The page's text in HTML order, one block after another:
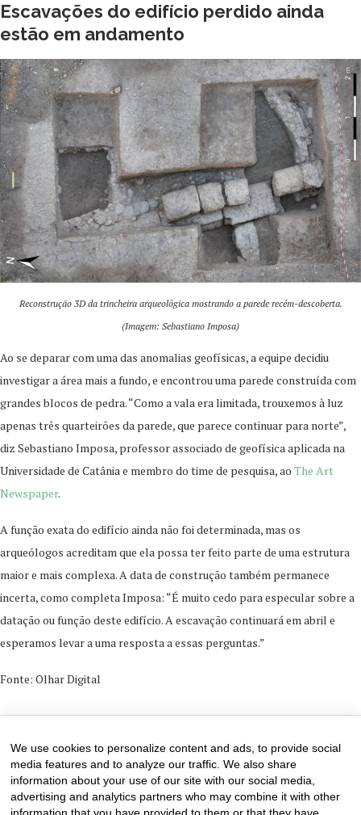
Escavações do edifício perdido ainda
estão em andamento
Reconstrução 3D da trincheira arqueológica mostrando a parede recém-descoberta.
(Imagem: Sebastiano Imposa)
Ao se deparar com uma das anomalias geofísicas, a equipe decidiu
investigar a área mais a fundo, e encontrou uma parede construída com
grandes blocos de pedra. “Como a vala era limitada, trouxemos à luz
apenas três quarteirões da parede, que parece continuar para norte”,
diz Sebastiano Imposa, professor associado de geofísica aplicada na
Universidade de Catânia e membro do time de pesquisa, ao The Art
Newspaper.
A função exata do edifício ainda não foi determinada, mas os
arqueólogos acreditam que ela possa ter feito parte de uma estrutura
maior e mais complexa. A data de construção também permanece
incerta, como completa Imposa: “É muito cedo para especular sobre a
datação ou função deste edifício. A escavação continuará em abril e
esperamos levar a uma resposta a essas perguntas.”
Fonte: Olhar Digital
We use cookies to personalize content and ads, to provide social
media features and to analyze our traffic. We also share
information about your use of our site with our social media,
advertising and analytics partners who may combine it with other